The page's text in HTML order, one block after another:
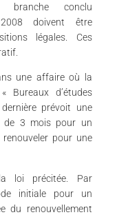
conclu
doivent être
légales. Ces
une affaire où la
Bureaux d’études
prévoit une
de 3 mois pour un
pour une
loi précitée. Par
initiale pour un
du renouvellement